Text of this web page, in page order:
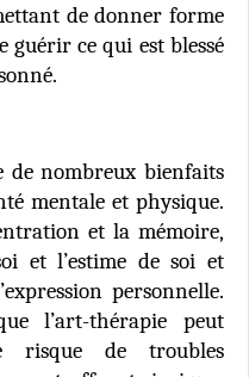
de donner forme
guérir ce qui est blessé
de nombreux bienfaits
mentale et physique.
et la mémoire,
et l’estime de soi et
personnelle.
l’art-thérapie peut
risque de troubles